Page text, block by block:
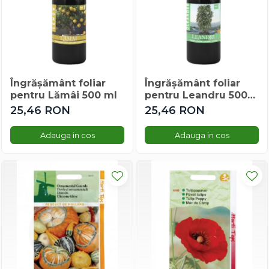
Gherghina
Iarba De Soaldina
Lampion Chinezesc
Latirus
Lavanda
Lilicele
Limonium
Lipscanoaice
Lobularia
Lopatea
Malope
Mararite
Maturica
Îngrășământ foliar
pentru Lămâi 500 ml
25,46 RON
Adauga in cos
Îngrășământ foliar
pentru Leandru 500
ml
25,46 RON
Adauga in cos